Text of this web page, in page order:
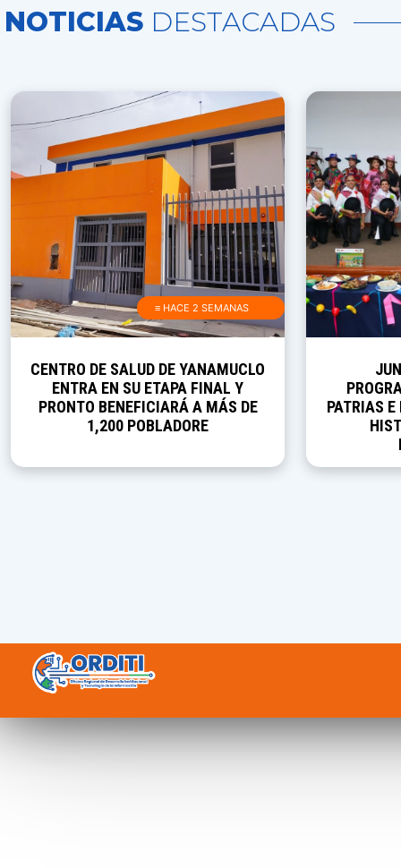
NOTICIAS DESTACADAS
≡ HACE 2 SEMANAS
CENTRO DE SALUD DE YANAMUCLO
ENTRA EN SU ETAPA FINAL Y
PRONTO BENEFICIARÁ A MÁS DE
1,200 POBLADORE
PATRIAS